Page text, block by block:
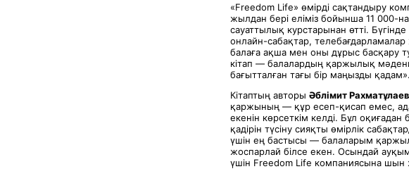
«Freedom Life» өмірді сақтандыру
жылдан бері еліміз бойынша 11 000-
сауаттылық курстарынан өтті.
онлайн-сабақтар,
балаға ақша мен оны дұрыс басқару
кітап — балалардың қаржылық
бағытталған тағы бір маңызды қадам».
Кітаптың авторы Әблімит Рахматұлаев
қаржының — құр есеп-қисап емес,
екенін көрсеткім келді. Бұл
қадірін түсіну сияқты өмірлік
үшін ең бастысы — балаларым
жоспарлай білсе екен. Осындай
үшін Freedom Life компаниясына шын